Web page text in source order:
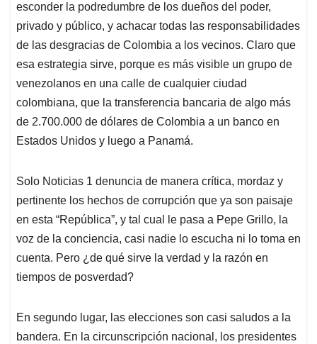
esconder la podredumbre de los dueños del poder,
privado y público, y achacar todas las responsabilidades
de las desgracias de Colombia a los vecinos. Claro que
esa estrategia sirve, porque es más visible un grupo de
venezolanos en una calle de cualquier ciudad
colombiana, que la transferencia bancaria de algo más
de 2.700.000 de dólares de Colombia a un banco en
Estados Unidos y luego a Panamá.
Solo Noticias 1 denuncia de manera crítica, mordaz y
pertinente los hechos de corrupción que ya son paisaje
en esta “República”, y tal cual le pasa a Pepe Grillo, la
voz de la conciencia, casi nadie lo escucha ni lo toma en
cuenta. Pero ¿de qué sirve la verdad y la razón en
tiempos de posverdad?
En segundo lugar, las elecciones son casi saludos a la
bandera. En la circunscripción nacional, los presidentes